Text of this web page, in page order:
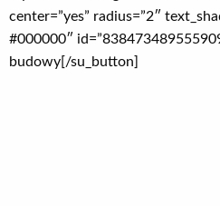
center=”yes” radius=”2″
#000000″
budowy[/su_button]